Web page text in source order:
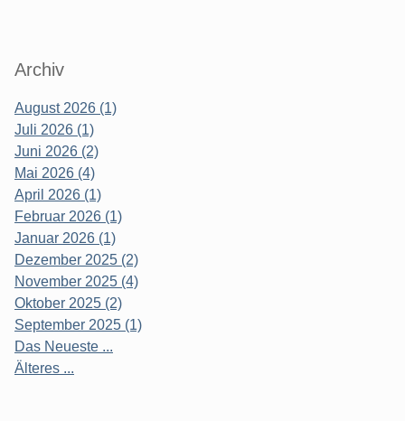
Archiv
August 2026 (1)
Juli 2026 (1)
Juni 2026 (2)
Mai 2026 (4)
April 2026 (1)
Februar 2026 (1)
Januar 2026 (1)
Dezember 2025 (2)
November 2025 (4)
Oktober 2025 (2)
September 2025 (1)
Das Neueste ...
Älteres ...